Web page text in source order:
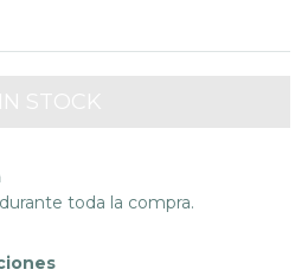
toda la compra.